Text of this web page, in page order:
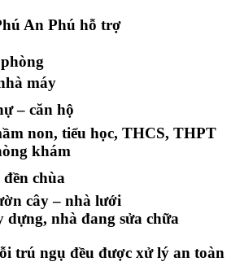
An Phú hỗ trợ
máy
– căn hộ
non, tiểu học, THCS, THPT
khám
chùa
cây – nhà lưới
nhà đang sửa chữa
trú ngụ đều được xử lý an toàn